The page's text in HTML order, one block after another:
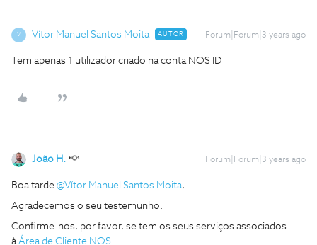
V Vítor Manuel Santos Moita AUTOR Forum|Forum|3 years ago
Tem apenas 1 utilizador criado na conta NOS ID
João H. Forum|Forum|3 years ago
Boa tarde @Vítor Manuel Santos Moita,
Agradecemos o seu testemunho.
Confirme-nos, por favor, se tem os seus serviços associados
à Área de Cliente NOS